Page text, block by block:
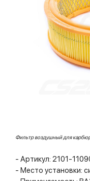
Фильтр воздушный для
- Артикул: 2101-
- Место установки: